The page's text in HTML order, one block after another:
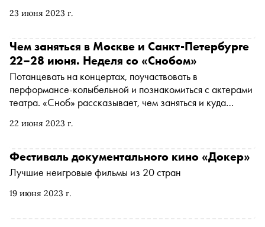
23 июня 2023 г.
Visions du réel в Нионе, CPH:DOX в Копенгагене,
картины на языке оригинала, но и обсудить их вместе с
авторами, психологами и журналистами. «Сноб» выбрал
10 интересных картин, заявленных в программе
22 июня 2023 г.
Чем заняться в Москве и Санкт-Петербурге
22–28 июня. Неделя со «Снобом»
Потанцевать на концертах, поучаствовать в
перформансе-колыбельной и познакомиться с актерами
театра. «Сноб» рассказывает, чем заняться и куда
ближайшей неделе
19 июня 2023 г.
Фестиваль документального кино «Докер»
Лучшие неигровые фильмы из 20 стран